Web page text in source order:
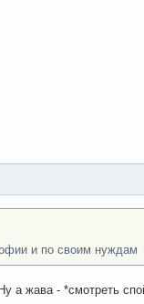
и по своим нуждам
а жава - *смотреть